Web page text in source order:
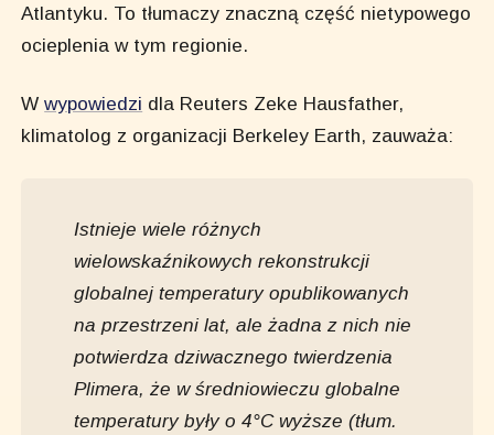
Atlantyku. To tłumaczy znaczną część nietypowego
ocieplenia w tym regionie.
Wwypowiedzi dla Reuters Zeke Hausfather,
klimatolog z organizacji Berkeley Earth, zauważa:
Istnieje wiele różnych
wielowskaźnikowych rekonstrukcji
globalnej temperatury opublikowanych
na przestrzeni lat, ale żadna z nich nie
potwierdza dziwacznego twierdzenia
Plimera, że w średniowieczu globalne
temperatury były o 4°C wyższe (tłum.